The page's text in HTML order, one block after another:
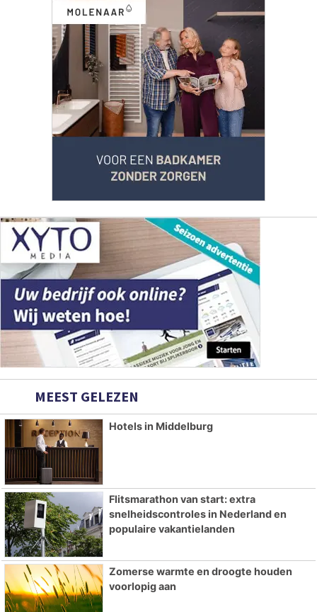
MEEST GELEZEN
Hotels in Middelburg
Flitsmarathon van start: extra
snelheidscontroles in Nederland en
populaire vakantielanden
Zomerse warmte en droogte houden
voorlopig aan